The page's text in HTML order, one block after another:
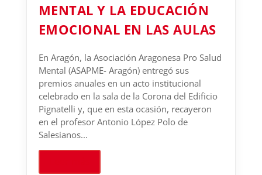
MENTAL Y LA EDUCACIÓN
EMOCIONAL EN LAS AULAS
En Aragón, la Asociación Aragonesa Pro Salud
Mental (ASAPME- Aragón) entregó sus
premios anuales en un acto institucional
celebrado en la sala de la Corona del Edificio
Pignatelli y, que en esta ocasión, recayeron
en el profesor Antonio López Polo de
Salesianos...